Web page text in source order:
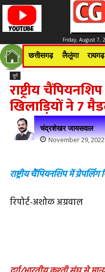
Friday, August 7,
छत्तीसगढ़ लैलूंगा रायगढ़
दुर्ग
राष्ट्रीय
खिलाड़ियों ने 7
चंद्रशेखर जायसवाल
November 29, 2022
राष्ट्रीय चैंपियनशिप में
रिपोर्ट-अशोक अग्रवाल